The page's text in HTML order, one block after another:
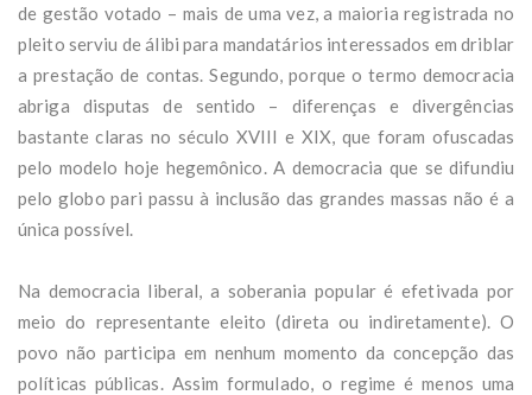
de gestão votado – mais de uma vez, a maioria registrada no
pleito serviu de álibi para mandatários interessados em driblar
a prestação de contas. Segundo, porque o termo democracia
abriga disputas de sentido – diferenças e divergências
bastante claras no século XVIII e XIX, que foram ofuscadas
pelo modelo hoje hegemônico. A democracia que se difundiu
pelo globo pari passu à inclusão das grandes massas não é a
única possível.
Na democracia liberal, a soberania popular é efetivada por
meio do representante eleito (direta ou indiretamente). O
povo não participa em nenhum momento da concepção das
políticas públicas. Assim formulado, o regime é menos uma